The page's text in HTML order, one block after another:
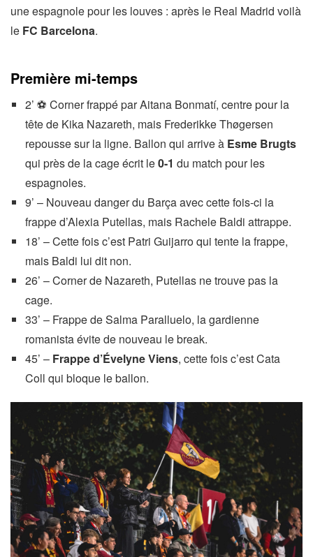
une espagnole pour les louves : après le Real Madrid voilà
le FC Barcelona.
Première mi-temps
2’ ⚽ Corner frappé par Aitana Bonmatí, centre pour la
tête de Kika Nazareth, mais Frederikke Thøgersen
repousse sur la ligne. Ballon qui arrive à Esme Brugts
qui près de la cage écrit le0-1 du match pour les
espagnoles.
9’ – Nouveau danger du Barça avec cette fois-ci la
frappe d’Alexia Putellas, mais Rachele Baldi attrappe.
18’ – Cette fois c’est Patri Guijarro qui tente la frappe,
mais Baldi lui dit non.
26’ – Corner de Nazareth, Putellas ne trouve pas la
cage.
33’ – Frappe de Salma Paralluelo, la gardienne
romanista évite de nouveau le break.
45’ – Frappe d’Évelyne Viens, cette fois c’est Cata
Coll qui bloque le ballon.